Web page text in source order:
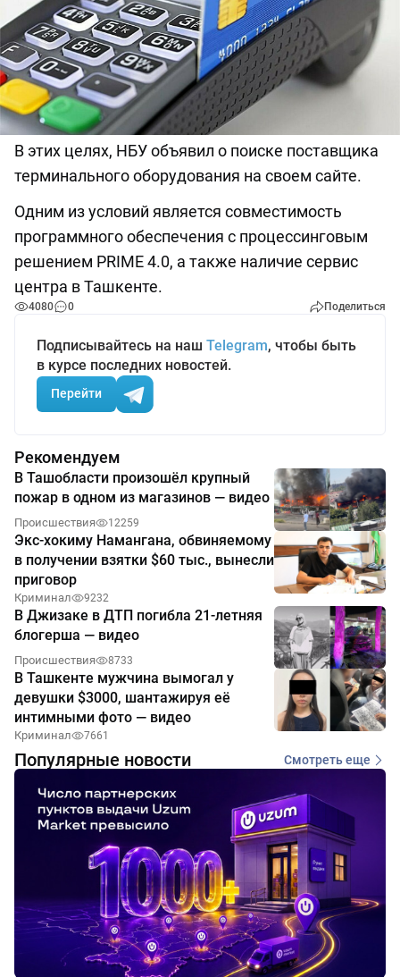
В этих целях, НБУ объявил о поиске поставщика
терминального оборудования на своем сайте.
Одним из условий является совместимость
программного обеспечения с процессинговым
решением PRIME 4.0, а также наличие сервис
центра в Ташкенте.
4080 0 Поделиться
Подписывайтесь на наш Telegram, чтобы быть
в курсе последних новостей.
Перейти
Рекомендуем
В Ташобласти произошёл крупный
пожар в одном из магазинов — видео
Происшествия 12259
Экс-хокиму Намангана, обвиняемому
в получении взятки $60 тыс., вынесли
приговор
Криминал 9232
В Джизаке в ДТП погибла 21-летняя
блогерша — видео
Происшествия 8733
В Ташкенте мужчина вымогал у
девушки $3000, шантажируя её
интимными фото — видео
Криминал 7661
Популярные новости Смотреть еще